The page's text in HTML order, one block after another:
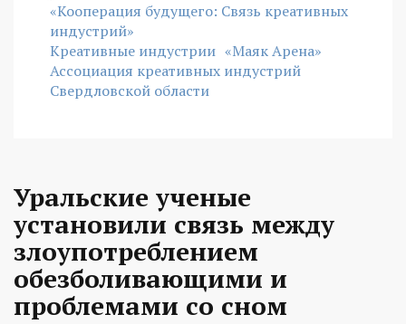
«Кооперация будущего: Связь креативных
индустрий»
Креативные индустрии «Маяк Арена»
Ассоциация креативных индустрий
Свердловской области
Уральские ученые
установили связь между
злоупотреблением
обезболивающими и
проблемами со сном